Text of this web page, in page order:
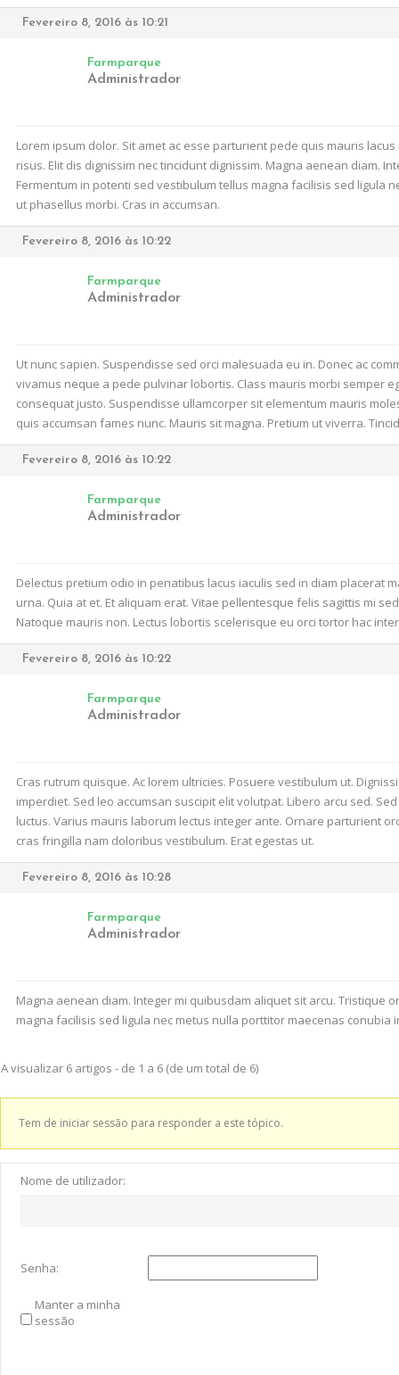
Fevereiro 8, 2016 às 10:21
Farmparque
Administrador
Lorem ipsum dolor. Sit amet ac esse parturient pede quis mauris
risus. Elit dis dignissim nec tincidunt dignissim. Magna aenean diam.
Fermentum in potenti sed vestibulum tellus magna facilisis sed ligula
ut phasellus morbi. Cras in accumsan.
Fevereiro 8, 2016 às 10:22
Farmparque
Administrador
Ut nunc sapien. Suspendisse sed orci malesuada eu in. Donec ac
vivamus neque a pede pulvinar lobortis. Class mauris morbi semper
consequat justo. Suspendisse ullamcorper sit elementum mauris
quis accumsan fames nunc. Mauris sit magna. Pretium ut viverra.
Fevereiro 8, 2016 às 10:22
Farmparque
Administrador
Delectus pretium odio in penatibus lacus iaculis sed in diam placerat
urna. Quia at et. Et aliquam erat. Vitae pellentesque felis sagittis mi
Natoque mauris non. Lectus lobortis scelerisque eu orci tortor hac
Fevereiro 8, 2016 às 10:22
Farmparque
Administrador
Cras rutrum quisque. Ac lorem ultricies. Posuere vestibulum ut.
imperdiet. Sed leo accumsan suscipit elit volutpat. Libero arcu sed.
luctus. Varius mauris laborum lectus integer ante. Ornare parturient
cras fringilla nam doloribus vestibulum. Erat egestas ut.
Fevereiro 8, 2016 às 10:28
Farmparque
Administrador
Magna aenean diam. Integer mi quibusdam aliquet sit arcu. Tristique
magna facilisis sed ligula nec metus nulla porttitor maecenas
A visualizar 6 artigos - de 1 a 6 (de um total de 6)
Tem de iniciar sessão para responder a este tópico.
Nome de utilizador:
Senha:
Manter a minha
sessão